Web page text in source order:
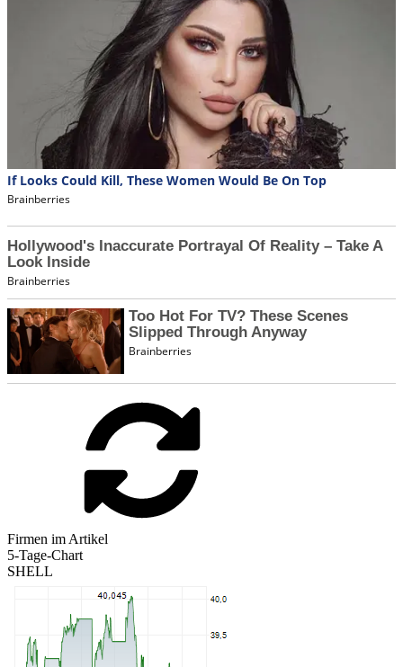
Firmen im Artikel
5-Tage-Chart
SHELL